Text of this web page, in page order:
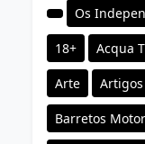
Os
18+ Acqua
Arte Artigos
Barretos